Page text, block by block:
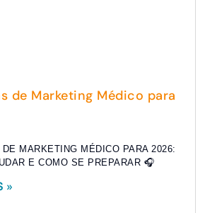
de Marketing Médico para
MARKETING MÉDICO PARA 2026:
E COMO SE PREPARAR 🎧
»